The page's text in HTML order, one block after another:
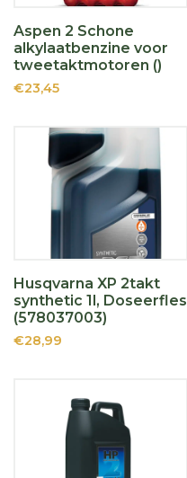
Aspen 2 Schone
alkylaatbenzine voor
tweetaktmotoren ()
€23,45
Husqvarna XP 2takt
synthetic 1l, Doseerfles
(578037003)
€28,99